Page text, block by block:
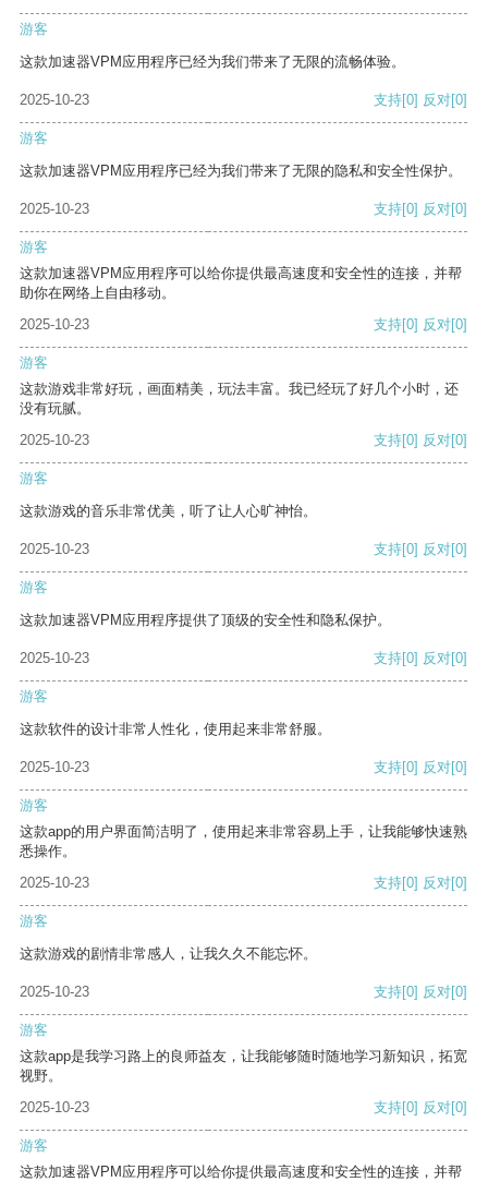
游客
这款加速器VPM应用程序已经为我们带来了无限的流畅体验。
2025-10-23 支持[0] 反对[0]
游客
这款加速器VPM应用程序已经为我们带来了无限的隐私和安全性保护。
2025-10-23 支持[0] 反对[0]
游客
这款加速器VPM应用程序可以给你提供最高速度和安全性的连接，并帮
助你在网络上自由移动。
2025-10-23
支持[0] 反对[0]
游客
这款游戏非常好玩，画面精美，玩法丰富。我已经玩了好几个小时，还
没有玩腻。
2025-10-23
支持[0] 反对[0]
游客
这款游戏的音乐非常优美，听了让人心旷神怡。
2025-10-23 支持[0] 反对[0]
游客
这款加速器VPM应用程序提供了顶级的安全性和隐私保护。
2025-10-23 支持[0] 反对[0]
游客
这款软件的设计非常人性化，使用起来非常舒服。
2025-10-23 支持[0] 反对[0]
游客
这款app的用户界面简洁明了，使用起来非常容易上手，让我能够快速熟
悉操作。
2025-10-23
支持[0] 反对[0]
游客
这款游戏的剧情非常感人，让我久久不能忘怀。
2025-10-23 支持[0] 反对[0]
游客
这款app是我学习路上的良师益友，让我能够随时随地学习新知识，拓宽
视野。
2025-10-23
支持[0] 反对[0]
游客
这款加速器VPM应用程序可以给你提供最高速度和安全性的连接，并帮